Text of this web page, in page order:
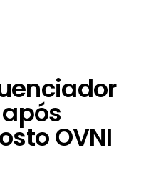
OVNI